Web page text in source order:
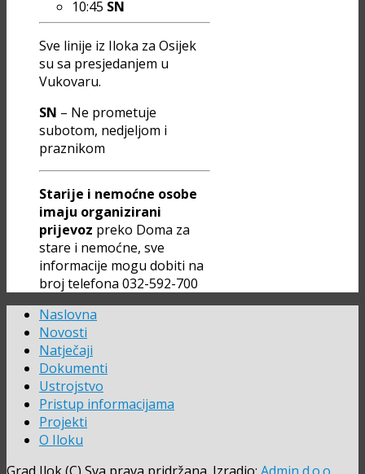
10:45 SN
Sve linije iz Iloka za Osijek
su sa presjedanjem u
Vukovaru.
SN – Ne prometuje
subotom, nedjeljom i
praznikom
Starije i nemoćne osobe
imaju organizirani
prijevoz preko Doma za
stare i nemoćne, sve
informacije mogu dobiti na
broj telefona 032-592-700
Naslovna
Novosti
Natječaji
Dokumenti
Ustrojstvo
Pristup informacijama
Projekti
O Iloku